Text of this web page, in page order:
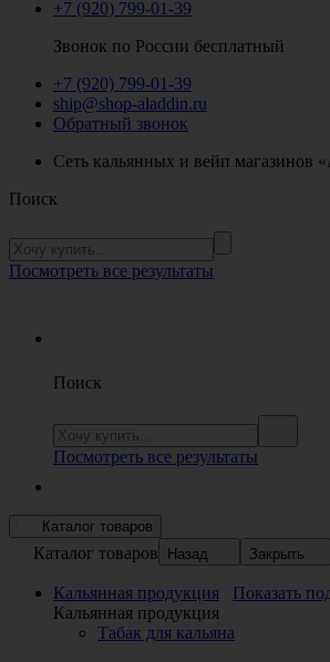
+7 (920) 799-01-39
Звонок по России бесплатный
+7 (920) 799-01-39
ship@shop-aladdin.ru
Обратный звонок
Сеть кальянных и вейп магазинов
Поиск
Посмотреть все результаты
Поиск
Посмотреть все результаты
Каталог товаров
Каталог товаров Назад Закрыть
Кальянная продукция
Показать
Кальянная продукция
Табак для кальяна